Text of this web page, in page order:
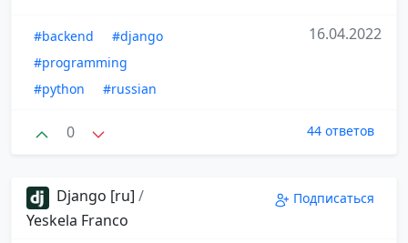
#backend
#django
#programming
#python
#russian
16.04.2022
0 44 ответов
Django [ru] /
Yeskela Franco
Подписаться